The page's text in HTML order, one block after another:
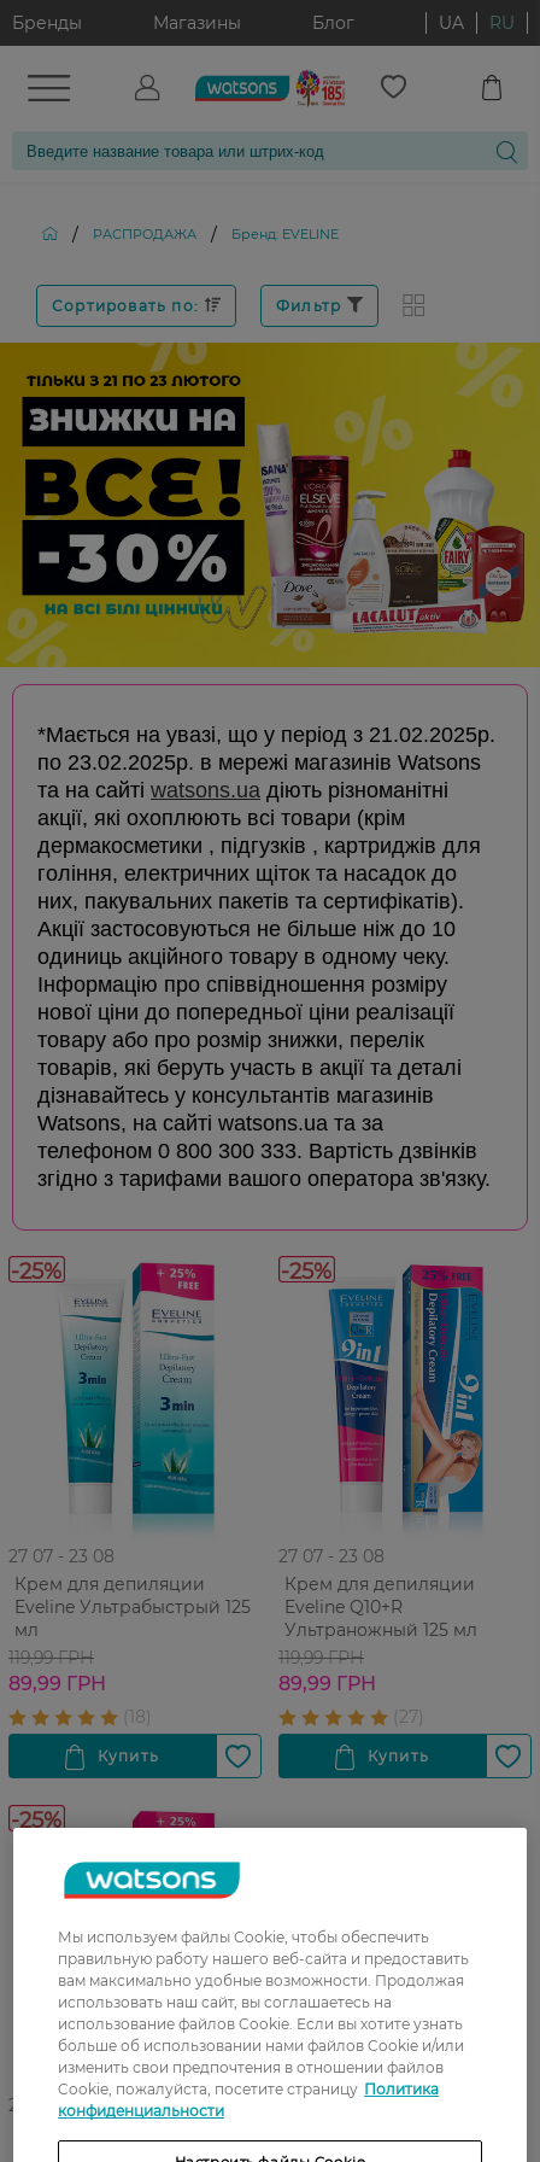
Бренды Магазины Блог UA RU
/ РАСПРОДАЖА / Бренд: EVELINE
Сортировать по: Фильтр
*Мається на увазі, що у період з 21.02.2025р.
по 23.02.2025р. в мережі магазинів Watsons
та на сайті watsons.ua діють різноманітні
акції, які охоплюють всі товари (крім
дермакосметики , підгузків , картриджів для
гоління, електричних щіток та насадок до
них, пакувальних пакетів та сертифікатів).
Акції застосовуються не більше ніж до 10
одиниць акційного товару в одному чеку.
Інформацію про співвідношення розміру
нової ціни до попередньої ціни реалізації
товару або про розмір знижки, перелік
товарів, які беруть участь в акції та деталі
дізнавайтесь у консультантів магазинів
Watsons, на сайті watsons.ua та за
телефоном 0 800 300 333. Вартість дзвінків
згідно з тарифами вашого оператора зв'язку.
-25%
27 07 - 23 08
Крем для депиляции
Eveline Ультрабыстрый 125
мл
119,99 ГРН
89,99 ГРН
-25%
27 07 - 23 08
Крем для депиляции
Eveline Q10+R
Ультраножный 125 мл
119,99 ГРН
89,99 ГРН
-25%
27 07 - 23 08
Eveline Cosmetics с алоэ
Мы используем файлы Cookie, чтобы обеспечить
правильную работу нашего веб-сайта и предоставить
вам максимально удобные возможности. Продолжая
использовать наш сайт, вы соглашаетесь на
использование файлов Cookie. Если вы хотите узнать
больше об использовании нами файлов Cookie и/или
изменить свои предпочтения в отношении файлов
Cookie, пожалуйста, посетите страницу Политика
конфиденциальности